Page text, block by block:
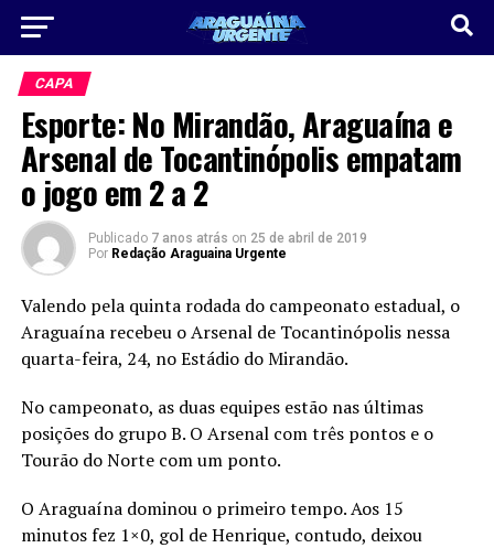
CAPA
Esporte: No Mirandão, Araguaína e
Arsenal de Tocantinópolis empatam
o jogo em 2 a 2
Publicado 7 anos atrás on 25 de abril de 2019
Por Redação Araguaina Urgente
Valendo pela quinta rodada do campeonato estadual, o
Araguaína recebeu o Arsenal de Tocantinópolis nessa
quarta-feira, 24, no Estádio do Mirandão.
No campeonato, as duas equipes estão nas últimas
posições do grupo B. O Arsenal com três pontos e o
Tourão do Norte com um ponto.
O Araguaína dominou o primeiro tempo. Aos 15
minutos fez 1×0, gol de Henrique, contudo, deixou